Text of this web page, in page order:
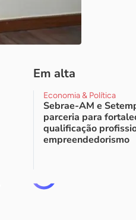
Em alta
Economia & Política
Sebrae-AM e
parceria para
qualificação
empreendedorismo